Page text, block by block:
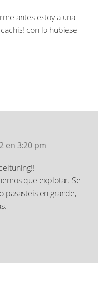
antes estoy a una
con lo hubiese
en 3:20 pm
que explotar. Se
pasasteis en grande,